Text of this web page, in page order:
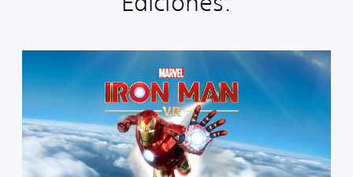
r
e
l